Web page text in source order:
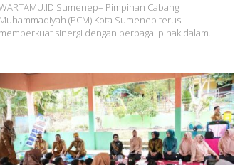
Sumenep– Pimpinan Cabang
Muhammadiyah (PCM) Kota Sumenep terus
memperkuat sinergi dengan berbagai pihak dalam…